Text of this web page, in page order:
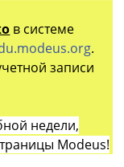
в системе
.
записи
недели,
Modeus!